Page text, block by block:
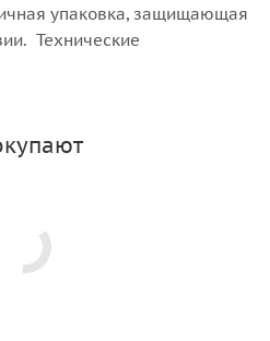
упаковка, защищающая
Технические